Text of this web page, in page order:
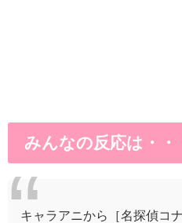
みんなの反応は・・
キャラアニから［名探偵コ